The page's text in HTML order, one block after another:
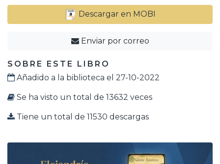
Descargar en MOBI
Enviar por correo
SOBRE ESTE LIBRO
Añadido a la biblioteca el 27-10-2022
Se ha visto un total de 13632 veces
Tiene un total de 11530 descargas